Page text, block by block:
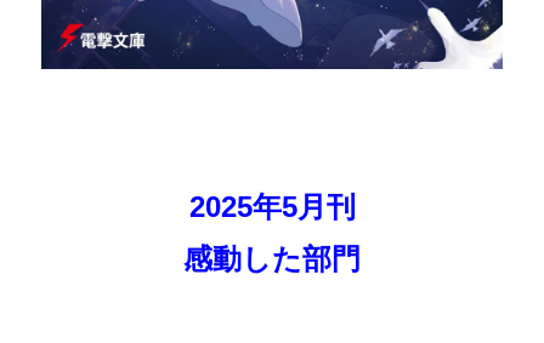
2025年5月刊
感動した部門